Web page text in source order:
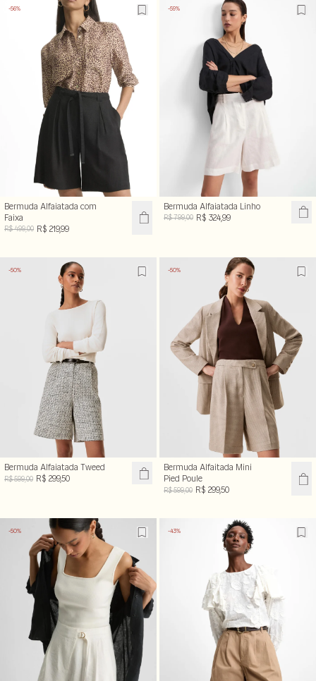
-56%
Bermuda Alfaiatada com
Faixa
R$ 499,00 R$ 219,99
-59%
Bermuda Alfaiatada Linho
R$ 799,00 R$ 324,99
-50%
Bermuda Alfaiatada Tweed
R$ 599,00 R$ 299,50
-50%
Bermuda Alfaitada Mini
Pied Poule
R$ 599,00 R$ 299,50
-50% -43%